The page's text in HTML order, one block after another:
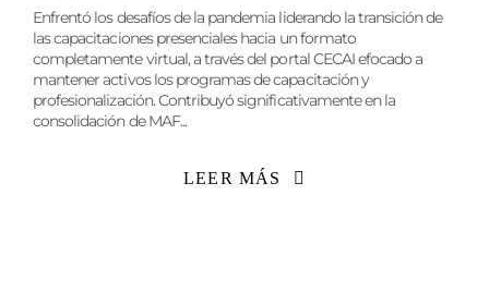
Enfrentó los desafíos de la pandemia liderando la transición de
las capacitaciones presenciales hacia un formato
completamente virtual, a través del portal CECAI efocado a
mantener activos los programas de capacitación y
profesionalización. Contribuyó significativamente en la
consolidación de MAF...
LEER MÁS